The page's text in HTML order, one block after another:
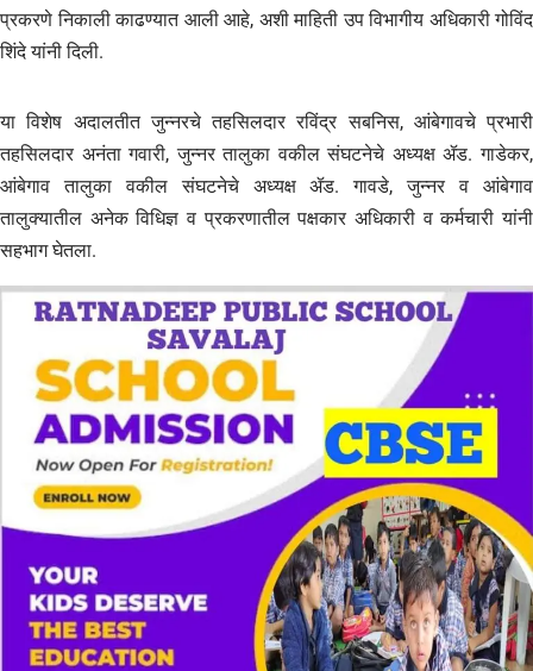
प्रकरणे निकाली काढण्यात आली आहे, अशी माहिती उप विभागीय अधिकारी गोविंद
शिंदे यांनी दिली.
या विशेष अदालतीत जुन्नरचे तहसिलदार रविंद्र सबनिस, आंबेगावचे प्रभारी
तहसिलदार अनंता गवारी, जुन्नर तालुका वकील संघटनेचे अध्यक्ष ॲड. गाडेकर,
आंबेगाव तालुका वकील संघटनेचे अध्यक्ष ॲड. गावडे, जुन्नर व आंबेगाव
तालुक्यातील अनेक विधिज्ञ व प्रकरणातील पक्षकार अधिकारी व कर्मचारी यांनी
सहभाग घेतला.